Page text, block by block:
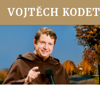
VOJTĚCH KODET